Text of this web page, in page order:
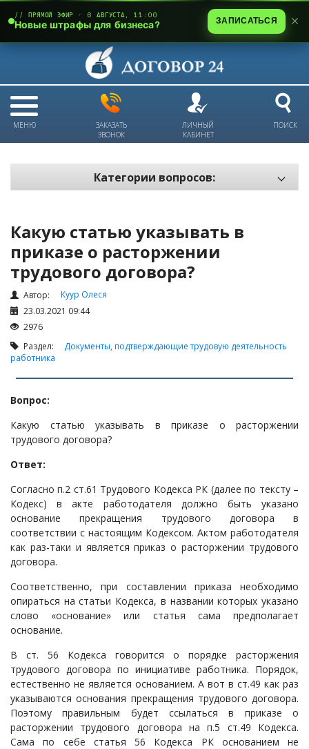
МЕНЮ
ЗАКАЗАТЬ
ЗВОНОК
ЛИЧНЫЙ
КАБИНЕТ
ПОИСК
Категории вопросов:
Техника безопасности и охрана труда
Антикризис: трудовые отношения
Антикризис: долги и обязательства
Налоги и Налогообложение
Трудовые отношения
Корпоративные отношения
Договоры
Доверенности
Интернет и право
Возмещение ущерба
Проверка государственных органов
Взыскание долга
Государственные закупки
Предварительный квалификационный отбор «Самрук-
Қазына» (ПКО)
Некоммерческие организации
Лицензирование (разрешения и уведомления)
Исполнительное производство
Судопроизводство
Ответы государственных органов
Какую статью указывать в
приказе о расторжении
трудового договора?
Автор:
Куур Олеся
23.03.2021 09:44
2976
Раздел: Документы, подтверждающие трудовую деятельность
работника
Вопрос:
Какую статью указывать в приказе о расторжении
трудового договора?
Ответ:
Согласно п.2 ст.61 Трудового Кодекса РК (далее по тексту –
Кодекс) в акте работодателя должно быть указано
основание прекращения трудового договора в
соответствии с настоящим Кодексом. Актом работодателя
как раз-таки и является приказ о расторжении трудового
договора.
Соответственно, при составлении приказа необходимо
опираться на статьи Кодекса, в названии которых указано
слово «основание» или статья сама предполагает
основание.
В ст. 56 Кодекса говорится о порядке расторжения
трудового договора по инициативе работника. Порядок,
естественно не является основанием. А вот в ст.49 как раз
указываются основания прекращения трудового договора.
Поэтому правильным будет ссылаться в приказе о
расторжении трудового договора на п.5 ст.49 Кодекса.
Сама по себе статья 56 Кодекса РК основанием не
// ПРЯМОЙ ЭФИР · 6 АВГУСТА, 11:00
Новые штрафы для бизнеса? ЗАПИСАТЬСЯ